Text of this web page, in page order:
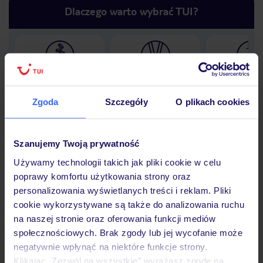
Zgoda Szczegóły O plikach cookies
Szanujemy Twoją prywatność
Używamy technologii takich jak pliki cookie w celu
poprawy komfortu użytkowania strony oraz
personalizowania wyświetlanych treści i reklam. Pliki
cookie wykorzystywane są także do analizowania ruchu
na naszej stronie oraz oferowania funkcji mediów
społecznościowych. Brak zgody lub jej wycofanie może
negatywnie wpłynąć na niektóre funkcje strony.
Klikając „Zezwól na wszystkie” wyrażasz zgodę na
Dlaczego warto wybrać TUI?
Lider niskich cen
podróży w Polsce
30 lat w
Hotel
Opinie
Pokoje